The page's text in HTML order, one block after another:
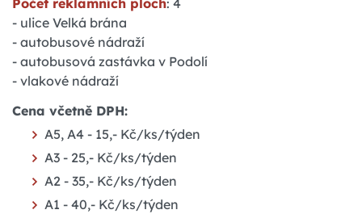
Počet reklamních ploch: 4
- ulice Velká brána
- autobusové nádraží
- autobusová zastávka v Podolí
- vlakové nádraží
Cena včetně DPH:
A5, A4 - 15,- Kč/ks/týden
A3 - 25,- Kč/ks/týden
A2 - 35,- Kč/ks/týden
A1 - 40,- Kč/ks/týden